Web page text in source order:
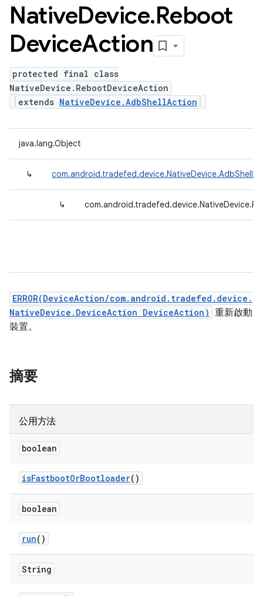
NativeDevice.Reboot
DeviceAction
protected final class
NativeDevice.RebootDeviceAction
extends NativeDevice.AdbShellAction
java.lang.Object
↳
↳
ERROR(DeviceAction/com.android.tradefed.device.
NativeDevice.DeviceAction DeviceAction) 重新啟動
裝置。
摘要
公用方法
boolean
isFastbootOrBootloader()
boolean
run()
String